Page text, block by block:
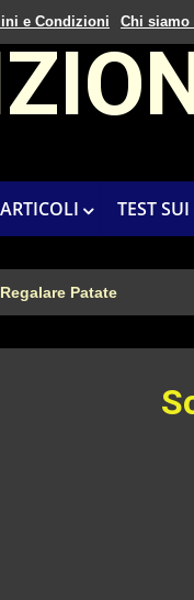
e Condizioni Chi siamo
ARTICOLI TEST
Patate